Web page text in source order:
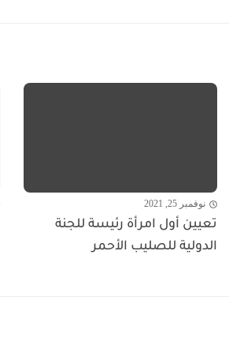
نوفمبر 25, 2021
تعيين أول امرأة رئيسة للجنة
الدولية للصليب الأحمر